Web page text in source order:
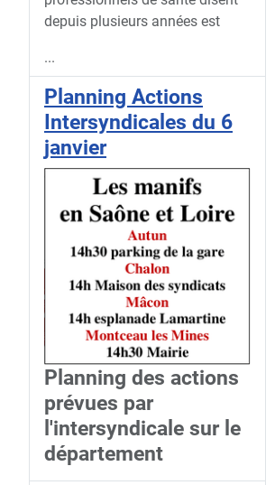
depuis plusieurs années est
...
Planning Actions
Intersyndicales du 6
janvier
Planning des actions
prévues par
l'intersyndicale sur le
département